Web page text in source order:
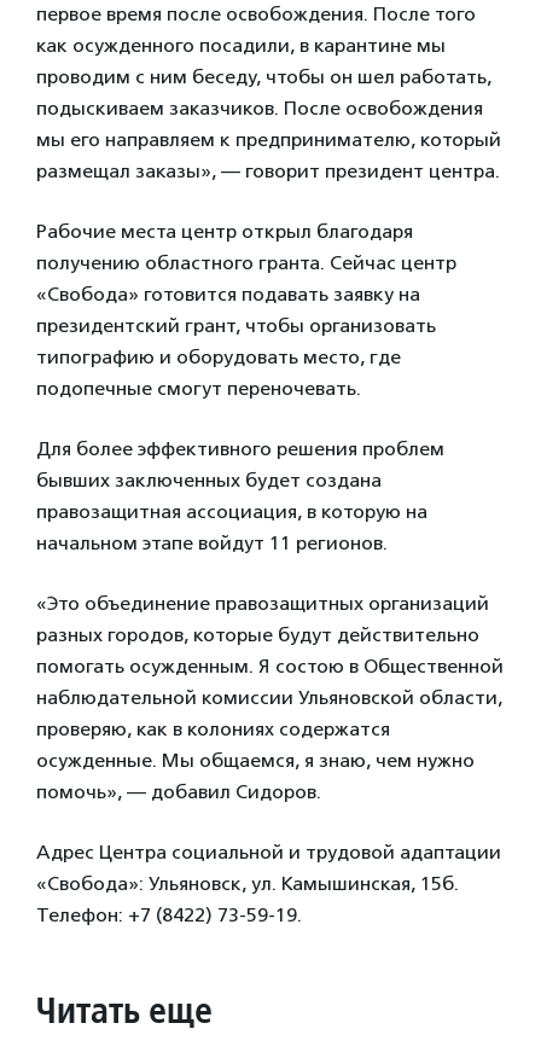
первое время после освобождения. После того
как осужденного посадили, в карантине мы
проводим с ним беседу, чтобы он шел работать,
подыскиваем заказчиков. После освобождения
мы его направляем к предпринимателю, который
размещал заказы», — говорит президент центра.
Рабочие места центр открыл благодаря
получению областного гранта. Сейчас центр
«Свобода» готовится подавать заявку на
президентский грант, чтобы организовать
типографию и оборудовать место, где
подопечные смогут переночевать.
Для более эффективного решения проблем
бывших заключенных будет создана
правозащитная ассоциация, в которую на
начальном этапе войдут 11 регионов.
«Это объединение правозащитных организаций
разных городов, которые будут действительно
помогать осужденным. Я состою в Общественной
наблюдательной комиссии Ульяновской области,
проверяю, как в колониях содержатся
осужденные. Мы общаемся, я знаю, чем нужно
помочь», — добавил Сидоров.
Адрес Центра социальной и трудовой адаптации
«Свобода»: Ульяновск, ул. Камышинская, 15б.
Телефон: +7 (8422) 73-59-19.
Читать еще